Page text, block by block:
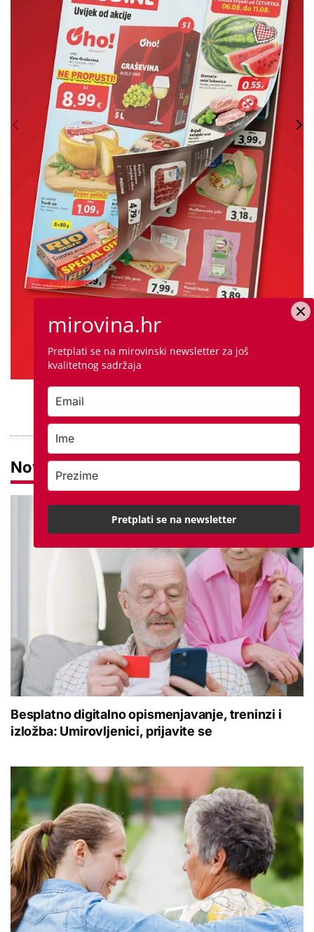
Novosti
Besplatno digitalno opismenjavanje, treninzi i
izložba: Umirovljenici, prijavite se
mirovina.hr
Pretplati se na mirovinski newsletter za još
kvalitetnog sadržaja
Pretplati se na newsletter